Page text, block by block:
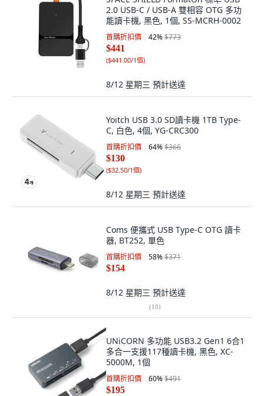
2.0 USB-C / USB-A 雙相容 OTG 多功
能讀卡機, 黑色, 1個, SS-MCRH-0002
首購折扣價 42%$773
$441
($441.00/1個)
8/12 星期三 預計送達
Yoitch USB 3.0 SD讀卡機 1TB Type-
C, 白色, 4個, YG-CRC300
首購折扣價 64%$366
$130
($32.50/1個)
8/12 星期三 預計送達
Coms 便攜式 USB Type-C OTG 讀卡
器, BT252, 單色
首購折扣價 58%$371
$154
8/12 星期三 預計送達
(10)
UNiCORN 多功能 USB3.2 Gen1 6合1
多合一支援117種讀卡機, 黑色, XC-
5000M, 1個
首購折扣價 60%$491
$195